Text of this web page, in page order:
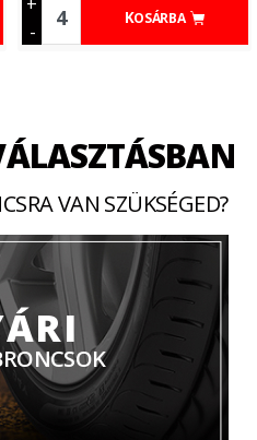
-
KOSÁRBA
VAN SZÜKSÉGED?